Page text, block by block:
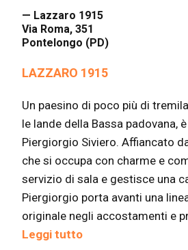
— Lazzaro 1915
Via Roma, 351
Pontelongo (PD)
LAZZARO 1915
Un paesino di poco più di
le lande della Bassa padovana,
Piergiorgio Siviero. Affiancato
che si occupa con charme e
servizio di sala e gestisce una
Piergiorgio porta avanti una
originale negli accostamenti e
Leggi tutto